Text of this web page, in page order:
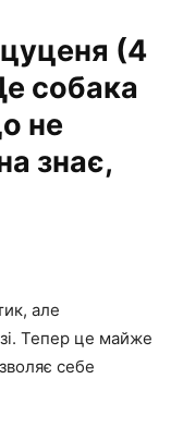
(4
собака
не
знає,
але
Тепер це майже
себе